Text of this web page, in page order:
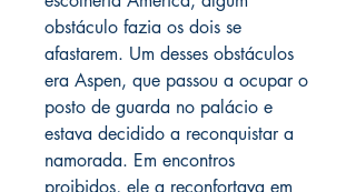
obstáculo fazia os dois se
afastarem. Um desses obstáculos
era Aspen, que passou a ocupar o
posto de guarda no palácio e
estava decidido a reconquistar a
namorada. Em encontros
proibidos, ele a reconfortava em